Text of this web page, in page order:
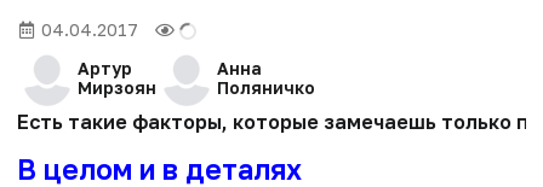
04.04.2017
Артур
Мирзоян
Анна
Поляничко
Есть такие факторы, которые замечаешь только
В целом и в деталях